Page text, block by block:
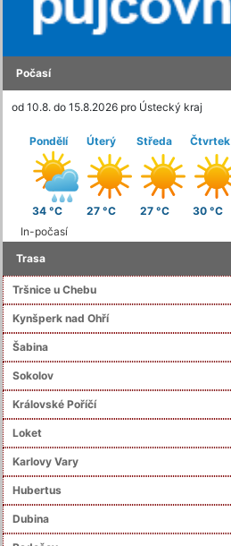
Počasí
od 10.8. do 15.8.2026 pro Ústecký kraj
Pondělí
34 °C
Úterý
27 °C
Středa
27 °C
Čtvrtek
30 °C
In-počasí
Trasa
Tršnice u Chebu
Kynšperk nad Ohří
Šabina
Sokolov
Královské Poříčí
Loket
Karlovy Vary
Hubertus
Dubina